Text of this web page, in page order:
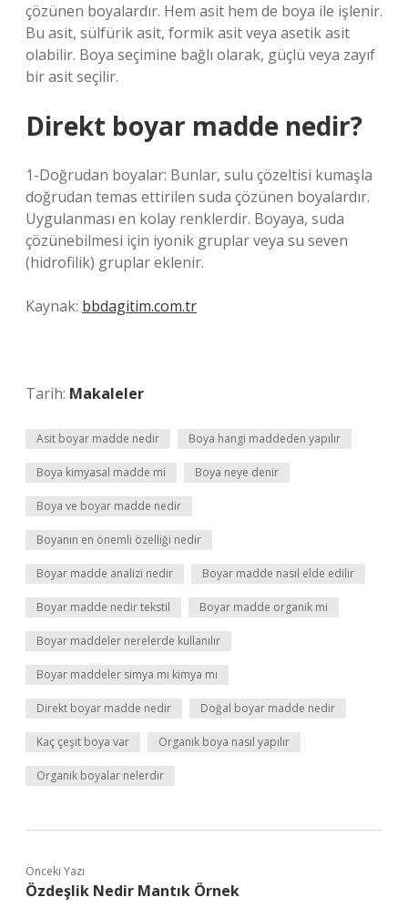
çözünen boyalardır. Hem asit hem de boya ile işlenir.
Bu asit, sülfürik asit, formik asit veya asetik asit
olabilir. Boya seçimine bağlı olarak, güçlü veya zayıf
bir asit seçilir.
Direkt boyar madde nedir?
1-Doğrudan boyalar: Bunlar, sulu çözeltisi kumaşla
doğrudan temas ettirilen suda çözünen boyalardır.
Uygulanması en kolay renklerdir. Boyaya, suda
çözünebilmesi için iyonik gruplar veya su seven
(hidrofilik) gruplar eklenir.
Kaynak: bbdagitim.com.tr
Tarih: Makaleler
Asit boyar madde nedir Boya hangi maddeden yapılır
Boya kimyasal madde mi Boya neye denir
Boya ve boyar madde nedir
Boyanın en önemli özelliği nedir
Boyar madde analizi nedir Boyar madde nasıl elde edilir
Boyar madde nedir tekstil Boyar madde organik mi
Boyar maddeler nerelerde kullanılır
Boyar maddeler simya mı kimya mı
Direkt boyar madde nedir Doğal boyar madde nedir
Kaç çeşit boya var Organik boya nasıl yapılır
Organik boyalar nelerdir
Önceki Yazı
Özdeşlik Nedir Mantık Örnek